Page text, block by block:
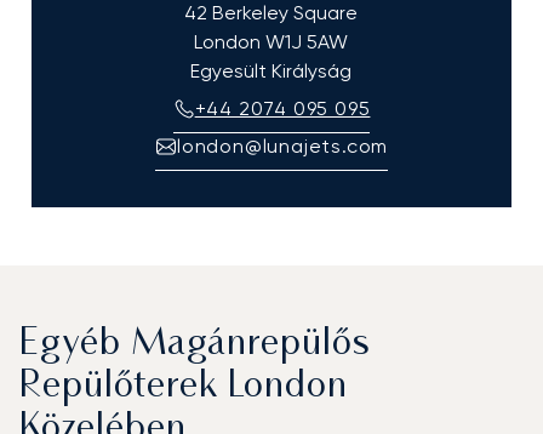
42 Berkeley Square
London W1J 5AW
Egyesült Királyság
+44 2074 095 095
london@lunajets.com
Egyéb Magánrepülős
Repülőterek London